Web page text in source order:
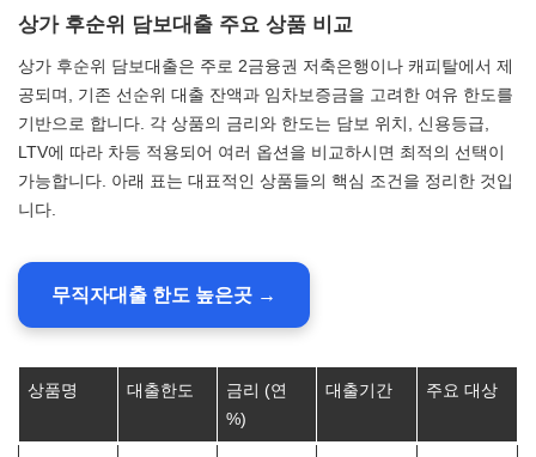
상가 후순위 담보대출 주요 상품 비교
상가 후순위 담보대출은 주로 2금융권 저축은행이나 캐피탈에서 제
공되며, 기존 선순위 대출 잔액과 임차보증금을 고려한 여유 한도를
기반으로 합니다. 각 상품의 금리와 한도는 담보 위치, 신용등급,
LTV에 따라 차등 적용되어 여러 옵션을 비교하시면 최적의 선택이
가능합니다. 아래 표는 대표적인 상품들의 핵심 조건을 정리한 것입
니다.
무직자대출 한도 높은곳 →
상품명 대출한도
금리 (연
%)
대출기간 주요 대상